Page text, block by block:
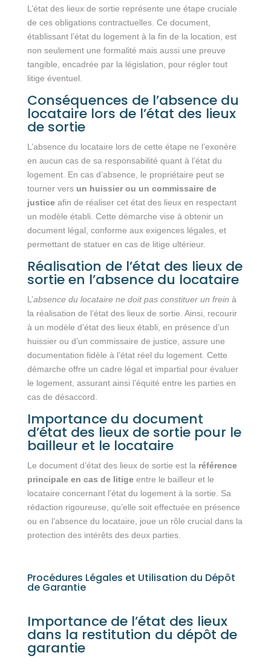
L’état des lieux de sortie représente une étape cruciale
de ces obligations contractuelles. Ce document,
établissant l’état du logement à la fin de la location, est
non seulement une formalité mais aussi une preuve
tangible, encadrée par la législation, pour régler tout
litige éventuel.
Conséquences de l’absence du
locataire lors de l’état des lieux
de sortie
L’absence du locataire lors de cette étape ne l’exonère
en aucun cas de sa responsabilité quant à l’état du
logement. En cas d’absence, le propriétaire peut se
tourner vers un huissier ou un commissaire de
justiceafin de réaliser cet état des lieux en respectant
un modèle établi. Cette démarche vise à obtenir un
document légal, conforme aux exigences légales, et
permettant de statuer en cas de litige ultérieur.
Réalisation de l’état des lieux de
sortie en l’absence du locataire
L’absence du locataire ne doit pas constituer un frein à
la réalisation de l’état des lieux de sortie. Ainsi, recourir
à un modèle d’état des lieux établi, en présence d’un
huissier ou d’un commissaire de justice, assure une
documentation fidèle à l’état réel du logement. Cette
démarche offre un cadre légal et impartial pour évaluer
le logement, assurant ainsi l’équité entre les parties en
cas de désaccord.
Importance du document
d’état des lieux de sortie pour le
bailleur et le locataire
Le document d’état des lieux de sortie est la référence
principale en cas de litigeentre le bailleur et le
locataire concernant l’état du logement à la sortie. Sa
rédaction rigoureuse, qu’elle soit effectuée en présence
ou en l’absence du locataire, joue un rôle crucial dans la
protection des intérêts des deux parties.
Procédures Légales et Utilisation du Dépôt
de Garantie
Importance de l’état des lieux
dans la restitution du dépôt de
garantie